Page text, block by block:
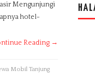
Mengunjungi
hotel-
Reading →
Mobil Tanjung